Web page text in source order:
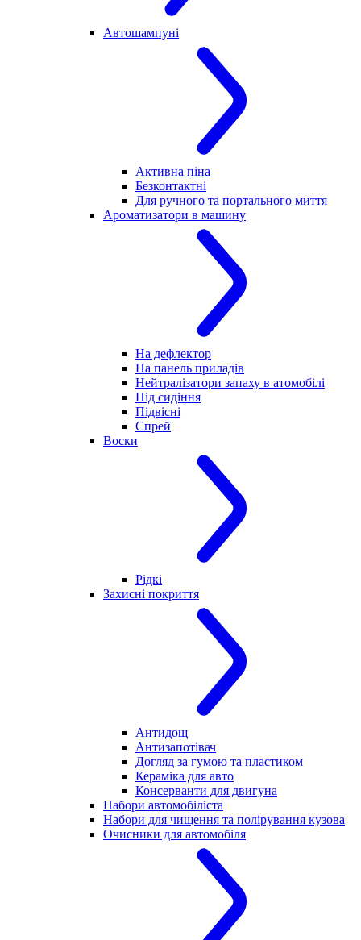
Автошампуні
Активна піна
Безконтактні
Для ручного та портального миття
Ароматизатори в машину
На дефлектор
На панель приладів
Нейтралізатори запаху в атомобілі
Під сидіння
Підвісні
Спрей
Воски
Рідкі
Захисні покриття
Антидощ
Антизапотівач
Догляд за гумою та пластиком
Кераміка для авто
Консерванти для двигуна
Набори автомобіліста
Набори для чищення та полірування кузова
Очисники для автомобіля